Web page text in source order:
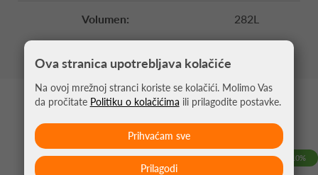
Volumen: 282L
-10%
Ova stranica upotrebljava kolačiće
Na ovoj mrežnoj stranci koriste se kolačići. Molimo Vas
da pročitate Politiku o kolačićima ili prilagodite postavke.
Prilagodi
Prihvaćam sve